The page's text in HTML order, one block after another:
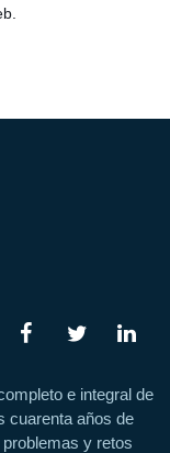
e integral de
cuarenta años de
y retos